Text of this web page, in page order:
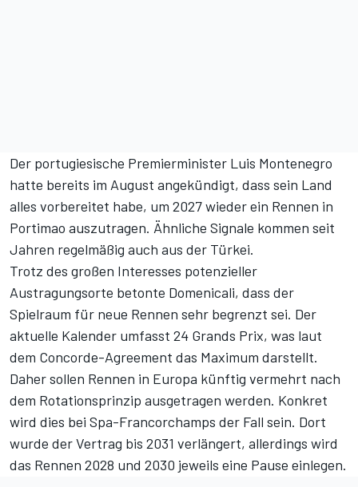
Der portugiesische Premierminister Luis Montenegro
hatte bereits im August angekündigt, dass sein Land
alles vorbereitet habe, um 2027 wieder ein Rennen in
Portimao auszutragen. Ähnliche Signale kommen seit
Jahren regelmäßig auch aus der Türkei.
Trotz des großen Interesses potenzieller
Austragungsorte betonte Domenicali, dass der
Spielraum für neue Rennen sehr begrenzt sei. Der
aktuelle Kalender umfasst 24 Grands Prix, was laut
dem Concorde-Agreement das Maximum darstellt.
Daher sollen Rennen in Europa künftig vermehrt nach
dem Rotationsprinzip ausgetragen werden. Konkret
wird dies bei Spa-Francorchamps der Fall sein. Dort
wurde der Vertrag bis 2031 verlängert, allerdings wird
das Rennen 2028 und 2030 jeweils eine Pause einlegen.